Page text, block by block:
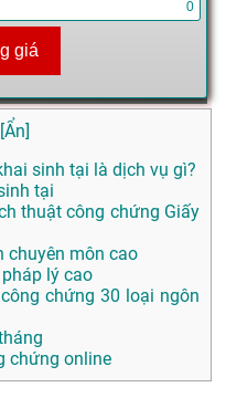
giá
[Ẩn]
sinh tại là dịch vụ gì?
tại
thuật công chứng Giấy
chuyên môn cao
lý cao
chứng 30 loại ngôn
chứng online